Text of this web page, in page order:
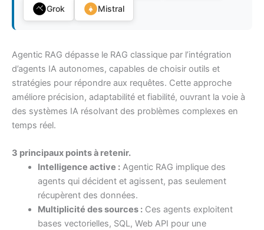
Grok Mistral
Agentic RAG dépasse le RAG classique par l’intégration
d’agents IA autonomes, capables de choisir outils et
stratégies pour répondre aux requêtes. Cette approche
améliore précision, adaptabilité et fiabilité, ouvrant la voie à
des systèmes IA résolvant des problèmes complexes en
temps réel.
3 principaux points à retenir.
Intelligence active :Agentic RAG implique des
agents qui décident et agissent, pas seulement
récupèrent des données.
Multiplicité des sources :Ces agents exploitent
bases vectorielles, SQL, Web API pour une